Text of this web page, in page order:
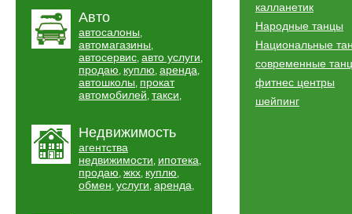
Авто
автосалоны,
автомагазины,
автосервис, авто услуги,
продаю, куплю, аренда,
автошколы, прокат
автомобилей, такси,
Недвижимость
агентства
недвижимости, ипотека,
продаю, жкх, куплю,
обмен, услуги, аренда,
калланетик
Народные танцы
Национальные
современные
фитнес центры
шейпинг